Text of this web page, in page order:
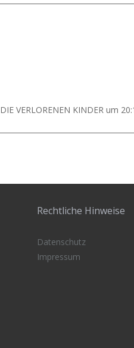
VERLORENEN KINDER um
Rechtliche Hinweise
Datenschutz
Impressum